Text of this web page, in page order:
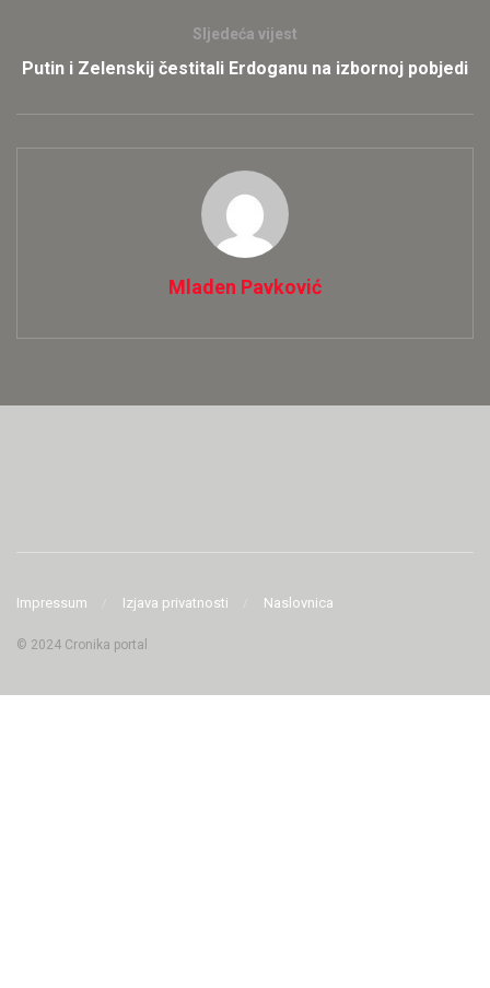
Sljedeća vijest
Putin i Zelenskij čestitali Erdoganu na izbornoj pobjedi
Mladen Pavković
Impressum Izjava privatnosti Naslovnica
© 2024 Cronika portal